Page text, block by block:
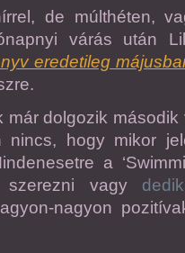
de múlthéten,
várás után
eredetileg
már dolgozik
nincs, hogy mikor
a
vagy
nagyon